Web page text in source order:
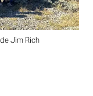
Jim Rich